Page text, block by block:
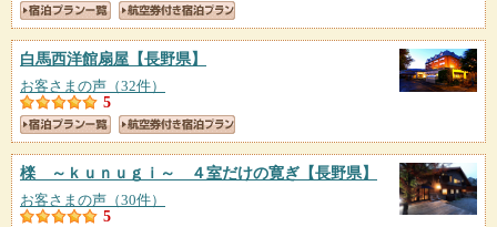
白馬西洋館扇屋 【長野県】
お客さまの声（32件）
5
檪 ～ｋｕｎｕｇｉ～ ４室だけの寛ぎ 【長野県】
お客さまの声（30件）
5